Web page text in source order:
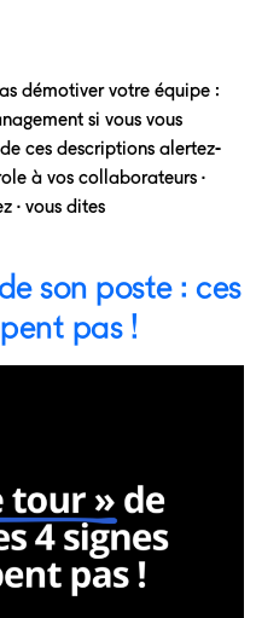
démotiver votre équipe :
si vous vous
ces descriptions alertez-
à vos collaborateurs ·
· vous dites
son poste : ces
pas !